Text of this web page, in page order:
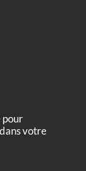
pour
votre